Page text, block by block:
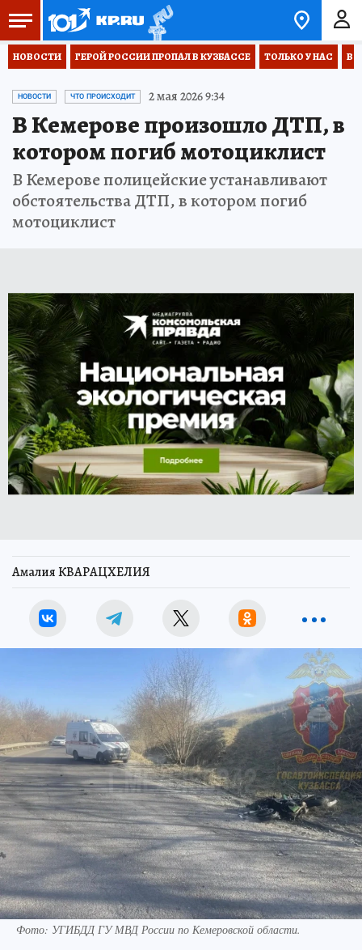
НОВОСТИ ГЕРОЙ РОССИИ ПРОПАЛ В КУЗБАССЕ ТОЛЬКО У НАС
НОВОСТИ ЧТО ПРОИСХОДИТ 2 мая 2026 9:34
В Кемерове произошло ДТП, в
котором погиб мотоциклист
В Кемерове полицейские устанавливают
обстоятельства ДТП, в котором погиб
мотоциклист
Амалия КВАРАЦХЕЛИЯ
Фото: УГИБДД ГУ МВД России по Кемеровской области.